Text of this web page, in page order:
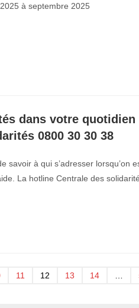
à septembre 2025
dans votre
0800 30 30 38
savoir à qui s’adresser lorsqu’on
La hotline Centrale des
11 12 13 14 …